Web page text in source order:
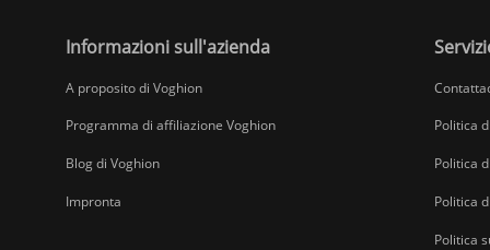
Informazioni sull'azienda
A proposito di Voghion
Programma di affiliazione Voghion
Blog di Voghion
Impronta
Politica
Politica
Politica
Politica